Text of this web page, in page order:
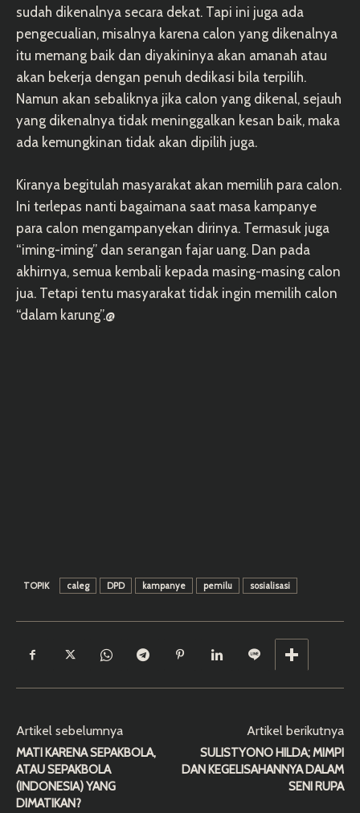
sudah dikenalnya secara dekat. Tapi ini juga ada
pengecualian, misalnya karena calon yang dikenalnya
itu memang baik dan diyakininya akan amanah atau
akan bekerja dengan penuh dedikasi bila terpilih.
Namun akan sebaliknya jika calon yang dikenal, sejauh
yang dikenalnya tidak meninggalkan kesan baik, maka
ada kemungkinan tidak akan dipilih juga.
Kiranya begitulah masyarakat akan memilih para calon.
Ini terlepas nanti bagaimana saat masa kampanye
para calon mengampanyekan dirinya. Termasuk juga
“iming-iming” dan serangan fajar uang. Dan pada
akhirnya, semua kembali kepada masing-masing calon
jua. Tetapi tentu masyarakat tidak ingin memilih calon
“dalam karung”.@
TOPIK caleg DPD kampanye pemilu sosialisasi
Artikel sebelumnya
MATI KARENA SEPAKBOLA,
ATAU SEPAKBOLA
(INDONESIA) YANG
DIMATIKAN?
Artikel berikutnya
SULISTYONO HILDA; MIMPI
DAN KEGELISAHANNYA DALAM
SENI RUPA